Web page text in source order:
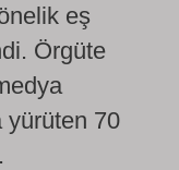
eş
Örgüte
yürüten 70